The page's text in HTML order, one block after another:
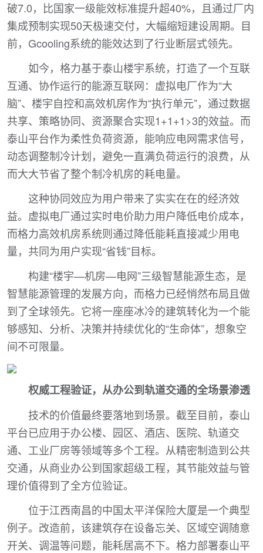
破7.0，比国家一级能效标准提升超40%，且通过厂内
集成预制实现50天极速交付，大幅缩短建设周期。目
前，Gcooling系统的能效达到了行业断层式领先。
如今，格力基于泰山楼宇系统，打造了一个互联
互通、协作运行的能源互联网：虚拟电厂作为“大
脑”、楼宇自控和高效机房作为“执行单元”，通过数据
共享、策略协同、资源聚合实现1+1+1>3的效益。而
泰山平台作为柔性负荷资源，能响应电网需求信号，
动态调整制冷计划，避免一直满负荷运行的浪费，从
而大大节省了整个制冷机房的耗电量。
这种协同效应为用户带来了实实在在的经济效
益。虚拟电厂通过实时电价助力用户降低电价成本，
而格力高效机房系统则通过降低能耗直接减少用电
量，共同为用户实现“省钱”目标。
构建“楼宇—机房—电网”三级智慧能源生态，是
智慧能源管理的发展方向，而格力已经悄然布局且做
到了全球领先。它将一座座冰冷的建筑转化为一个能
够感知、分析、决策并持续优化的“生命体”，想象空
间不可限量。
权威工程验证，从办公到轨道交通的全场景渗透
技术的价值最终要落地到场景。截至目前，泰山
平台已应用于办公楼、园区、酒店、医院、轨道交
通、工业厂房等领域等多个工程。从精密制造到公共
交通，从商业办公到国家超级工程，其节能效益与管
理价值得到了全方位验证。
位于江西南昌的中国太平洋保险大厦是一个典型
例子。改造前，该建筑存在设备忘关、区域空调随意
开关、调温等问题，能耗居高不下。格力部署泰山平